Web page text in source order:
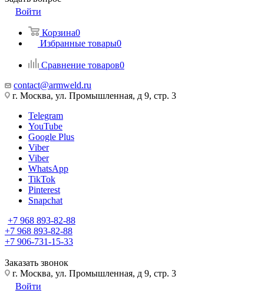
Войти
Корзина0
Избранные товары0
Сравнение товаров0
contact@armweld.ru
г. Москва, ул. Промышленная, д 9, стр. 3
Telegram
YouTube
Google Plus
Viber
Viber
WhatsApp
TikTok
Pinterest
Snapchat
+7 968 893-82-88
+7 968 893-82-88
+7 906-731-15-33
Заказать звонок
г. Москва, ул. Промышленная, д 9, стр. 3
Войти